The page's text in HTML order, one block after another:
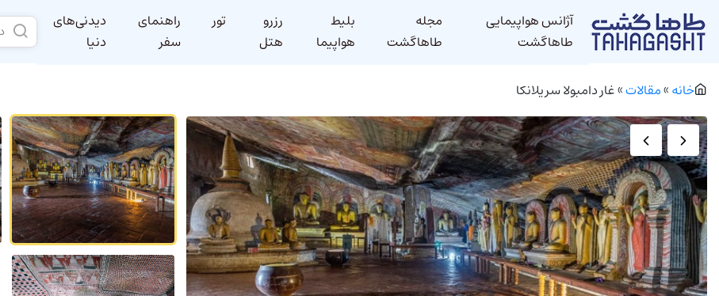
دیدنی‌های
دنیا
راهنمای
سفر
تور
رزرو
هتل
بلیط
هواپیما
مجله
طاهاگشت
آژانس هواپیمایی
طاهاگشت
خانه»مقالات»غار دامبولا سریلانکا